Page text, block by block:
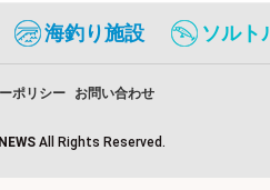
海釣り施設 ソルト
ポリシー お問い合わせ
All Rights Reserved.